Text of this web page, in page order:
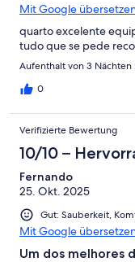
Mit Google
quarto excelente
tudo que se pede
Aufenthalt von 3
0
Verifizierte Bewertung
10/10 –
Fernando
25. Okt. 2025
Gut: Sauberkeit,
Mit Google
Um dos melhores